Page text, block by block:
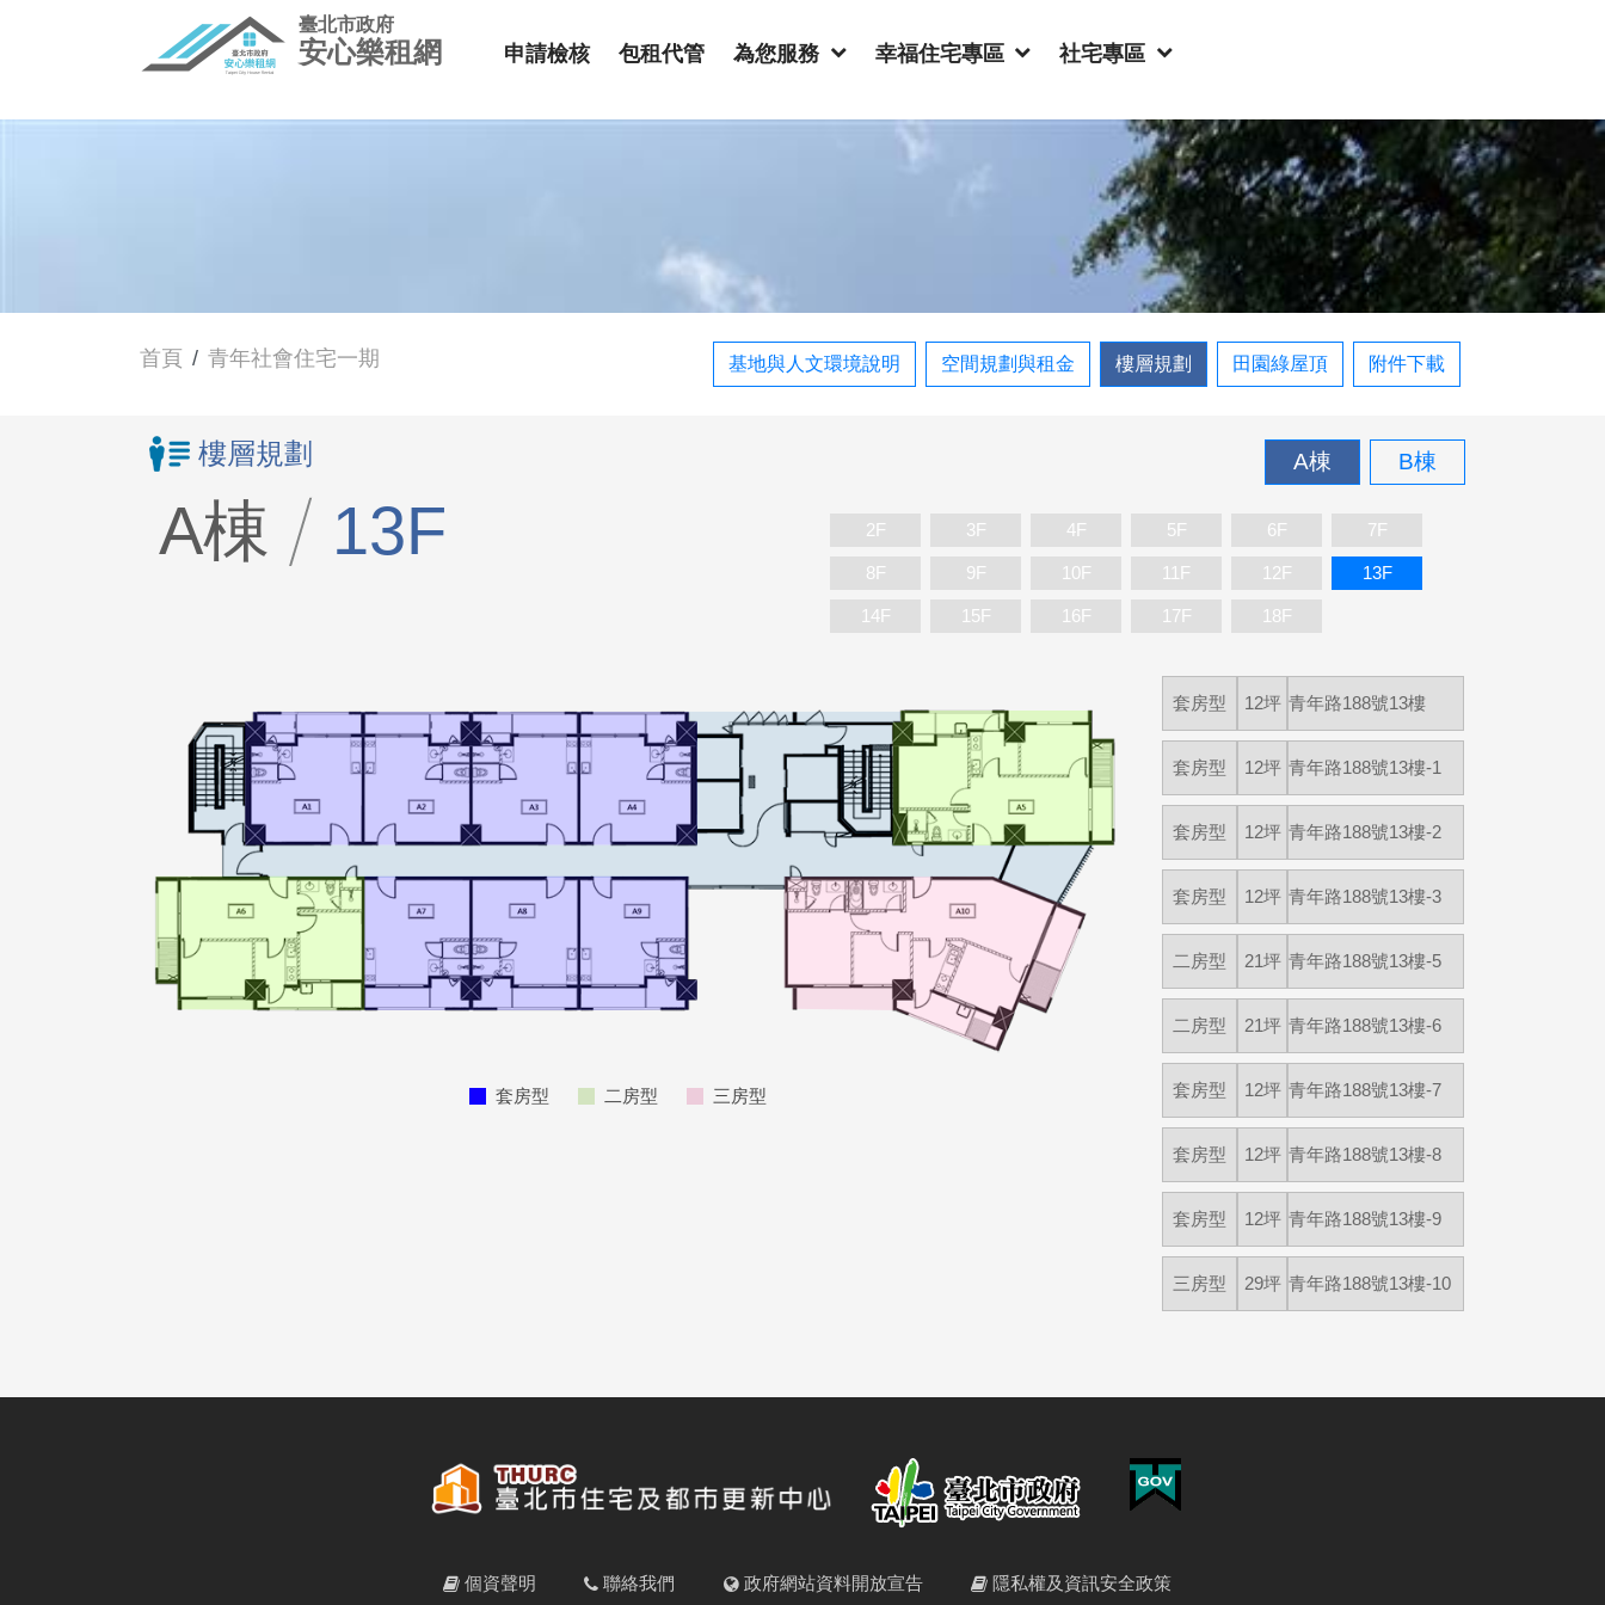
臺北市政府
安心樂租網 申請檢核 包租代管 為您服務 幸福住宅專區 社宅專區
首頁 青年社會住宅一期 基地與人文環境說明 空間規劃與租金 樓層規劃 田園綠屋頂 附件下載
樓層規劃
A棟 13F
A棟 B棟
2F 3F 4F 5F 6F 7F
8F 9F 10F 11F 12F 13F
14F 15F 16F 17F 18F
套房型 12坪 青年路188號13樓
套房型 12坪 青年路188號13樓-1
套房型 12坪 青年路188號13樓-2
套房型 12坪 青年路188號13樓-3
二房型 21坪 青年路188號13樓-5
二房型 21坪 青年路188號13樓-6
套房型 12坪 青年路188號13樓-7
套房型 12坪 青年路188號13樓-8
套房型 12坪 青年路188號13樓-9
三房型 29坪 青年路188號13樓-10
套房型 二房型 三房型
個資聲明 聯絡我們 政府網站資料開放宣告 隱私權及資訊安全政策